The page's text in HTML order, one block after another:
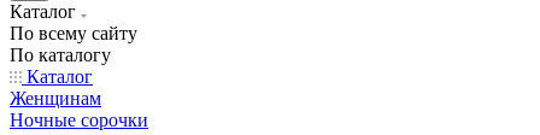
Каталог
По всему сайту
По каталогу
Каталог
Женщинам
Ночные сорочки